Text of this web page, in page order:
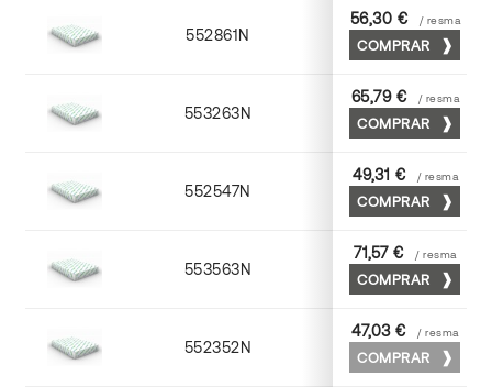
552861N 63 x 88
56,30 € / resma
COMPRAR
553263N 63 x 88
65,79 € / resma
COMPRAR
552547N 45 x 64
49,31 € / resma
COMPRAR
553563N 63 x 88
71,57 € / resma
COMPRAR
552352N 52 x 70
47,03 € / resma
COMPRAR